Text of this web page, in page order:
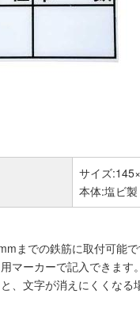
サイズ
本体:塩ビ製
までの鉄筋に取付可能で
マーカーで記入できます。
、文字が消えにくくな